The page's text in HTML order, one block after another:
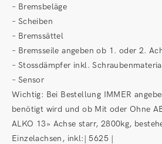
– Bremsbeläge
– Scheiben
– Bremssättel
– Bremsseile angeben ob 1. oder 2.
– Stossdämpfer inkl.
– Sensor
Wichtig: Bei Bestellung IMMER
benötigt wird und ob Mit oder Ohne
ALKO 13» Achse starr, 2800kg,
Einzelachsen, inkl:| 5625 |